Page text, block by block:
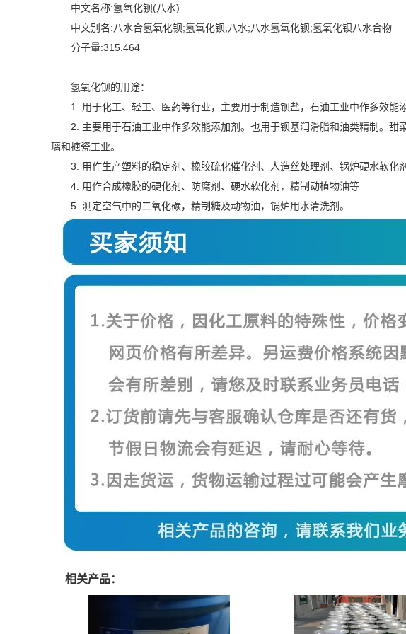
中文名称:氢氧化钡(八水)
中文别名:八水合氢氧化钡;氢氧化钡,八水;八水氢氧化钡;氢氧化钡八水合物
分子量:315.464
氢氧化钡的用途：
1. 用于化工、轻工、医药等行业，主要用于制造钡盐，石油工业中作多效能
2. 主要用于石油工业中作多效能添加剂。也用于钡基润滑脂和油类精制。
璃和搪瓷工业。
3. 用作生产塑料的稳定剂、橡胶硫化催化剂、人造丝处理剂、锅炉硬水软化
4. 用作合成橡胶的硬化剂、防腐剂、硬水软化剂，精制动植物油等
5. 测定空气中的二氧化碳，精制糖及动物油，锅炉用水清洗剂。
相关产品：